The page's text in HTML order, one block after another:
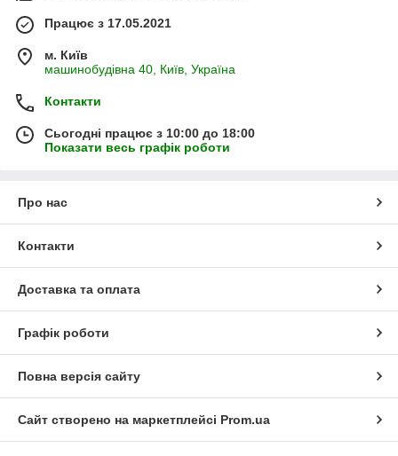
Працює з 17.05.2021
м. Київ
машинобудівна 40, Київ, Україна
Контакти
Сьогодні працює з 10:00 до 18:00
Показати весь графік роботи
Про нас
Контакти
Доставка та оплата
Графік роботи
Повна версія сайту
Сайт створено на маркетплейсі Prom.ua